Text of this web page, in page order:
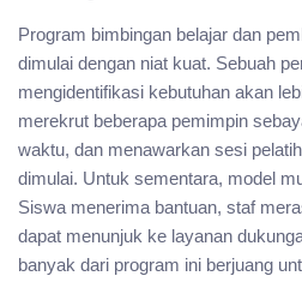
Program bimbingan belajar dan
dimulai dengan niat kuat. Sebuah
mengidentifikasi kebutuhan akan
merekrut beberapa pemimpin
waktu, dan menawarkan sesi
dimulai. Untuk sementara, model
Siswa menerima bantuan, staf
dapat menunjuk ke layanan
banyak dari program ini berjuang